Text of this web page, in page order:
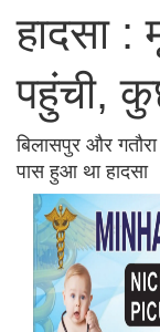
हादसा :
पहुंची,
बिलासपुर और
पास हुआ था हादसा